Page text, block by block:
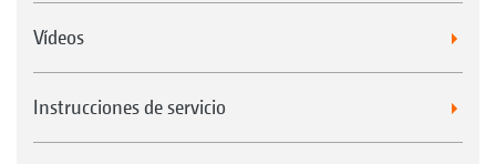
Vídeos
Instrucciones de servicio